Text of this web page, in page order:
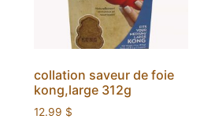
collation saveur de foie
kong,large 312g
12.99 $